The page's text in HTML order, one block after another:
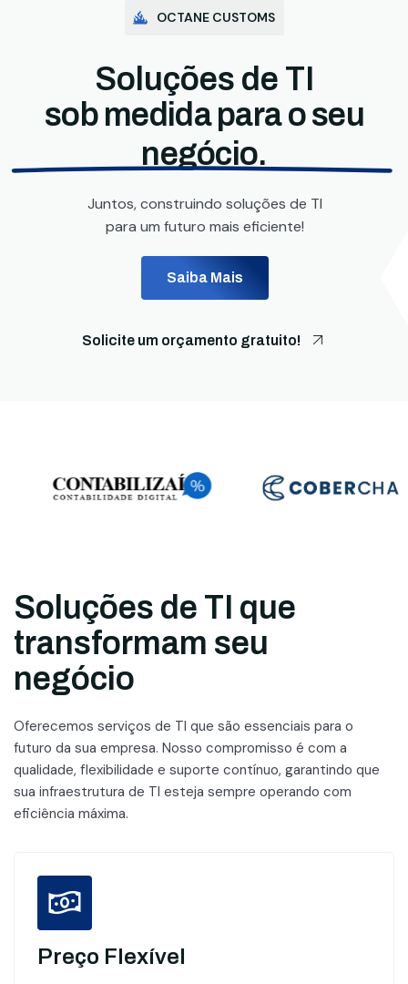
OCTANE CUSTOMS
Soluções de TI
sob medida para o seu
negócio.
Juntos, construindo soluções de TI
para um futuro mais eficiente!
Saiba Mais
Solicite um orçamento gratuito!
Soluções de TI que
transformam seu
negócio
Oferecemos serviços de TI que são essenciais para o
futuro da sua empresa. Nosso compromisso é com a
qualidade, flexibilidade e suporte contínuo, garantindo que
sua infraestrutura de TI esteja sempre operando com
eficiência máxima.
Preço Flexível